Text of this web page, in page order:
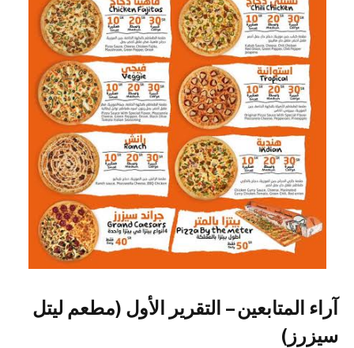
آراء المتابعين – التقرير الأول (مطعم ليتل
سيزرز)